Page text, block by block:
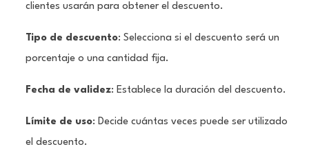
clientes usarán para obtener el descuento.
Tipo de descuento: Selecciona si el descuento será un
porcentaje o una cantidad fija.
Fecha de validez: Establece la duración del descuento.
Límite de uso: Decide cuántas veces puede ser utilizado
el descuento.